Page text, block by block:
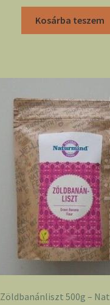
Kosárba teszem
Zöldbanánliszt 500g –